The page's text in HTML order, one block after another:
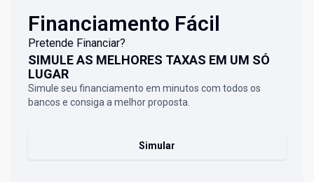
Financiamento Fácil
Pretende Financiar?
SIMULE AS MELHORES TAXAS EM UM SÓ
LUGAR
Simule seu financiamento em minutos com todos os
bancos e consiga a melhor proposta.
Simular